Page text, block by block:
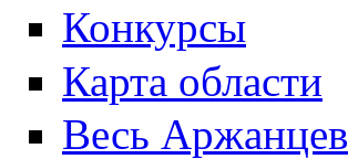
Конкурсы
Карта области
Весь Аржанцев